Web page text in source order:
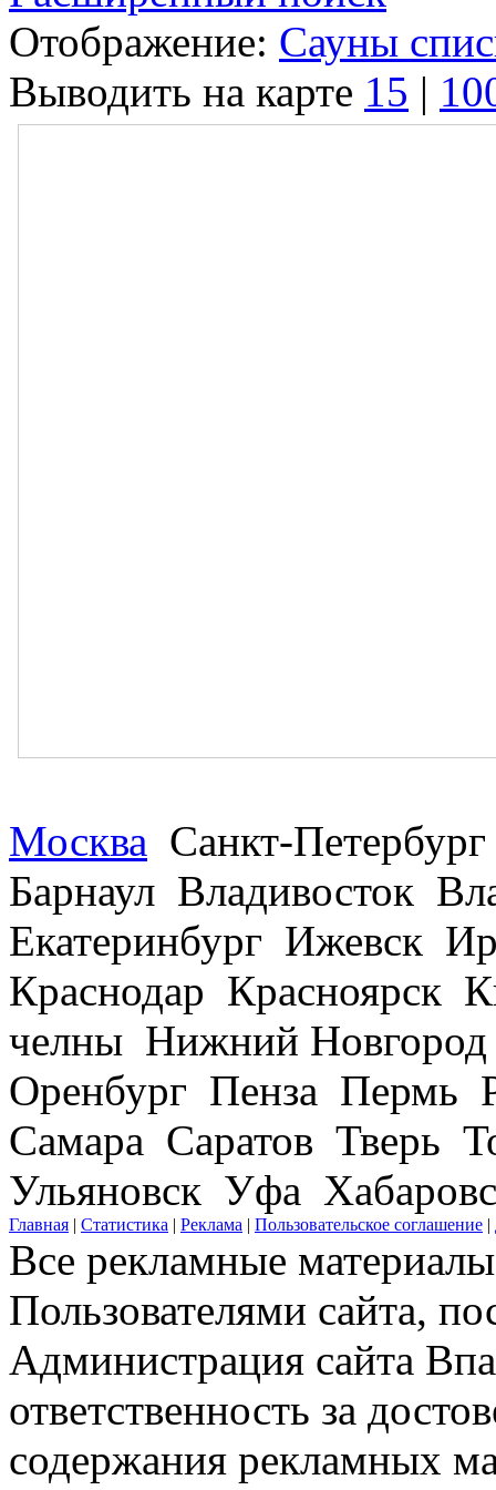
Отображение: Сауны
Выводить на карте 15 |
Москва Санкт-
Барнаул Владивосток
Екатеринбург Ижевск
Краснодар Красноярск
челны Нижний
Оренбург Пенза Пермь
Самара Саратов Тверь
Ульяновск Уфа
Главная | Статистика | Реклама | Пользовательское соглашение |
Все рекламные
Пользователями сайта,
Администрация сайта
ответственность за
содержания рекламных